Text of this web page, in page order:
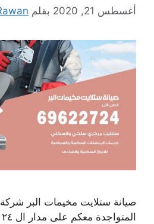
أغسطس 21, 2020 بقلم
صيانة ستلايت مخيمات البر